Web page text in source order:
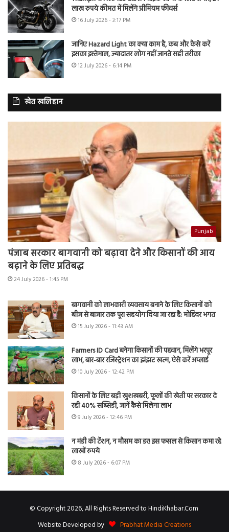
लाख रुपये कीमत में मिलेंगे प्रीमियम फीचर्स
16 July 2026 - 3:17 PM
जानिए Hazard Light का क्या काम है, कब और कैसे करें
इसका इस्तेमाल, ज्यादातर लोग नहीं जानते सही तरीका
12 July 2026 - 6:14 PM
खेत खलिहान
Punjab
पंजाब सरकार बागवानी को बढ़ावा देने और किसानों की आय
बढ़ाने के लिए प्रतिबद्ध
24 July 2026 - 1:45 PM
बागवानी को लाभकारी व्यवसाय बनाने के लिए किसानों को
बीज से बाजार तक पूरा सहयोग दिया जा रहा है: मोहिंदर भगत
15 July 2026 - 11:43 AM
Farmers ID Card बनेगा किसानों की पहचान, मिलेंगे भरपूर
लाभ, बार-बार रजिस्ट्रेशन का झंझट खत्म, ऐसे करें अप्लाई
10 July 2026 - 12:42 PM
किसानों के लिए बड़ी खुशखबरी, फूलों की खेती पर सरकार दे
रही 40% सब्सिडी, जानें कैसे मिलेगा लाभ
9 July 2026 - 12:46 PM
न मंडी की टेंशन, न मौसम का डर! इस फसल से किसान कमा रहे
लाखों रुपये
8 July 2026 - 6:07 PM
© Copyright 2026, All Rights Reserved to HindiKhabar.Com
Website Developed by
Prabhat Media Creations